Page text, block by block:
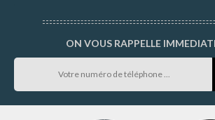
ON VOUS RAPPELLE